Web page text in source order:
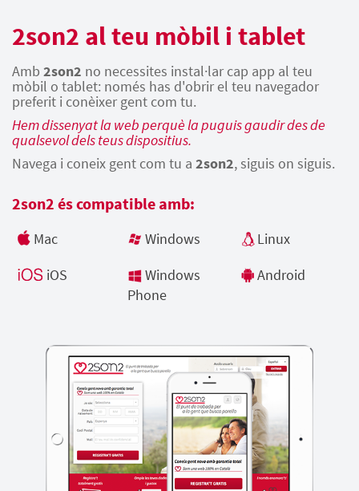
2son2 al teu mòbil i tablet
Amb 2son2 no necessites instal·lar cap app al teu
mòbil o tablet: només has d'obrir el teu navegador
preferit i conèixer gent com tu.
Hem dissenyat la web perquè la puguis gaudir des de
qualsevol dels teus dispositius.
Navega i coneix gent com tu a 2son2, siguis on siguis.
2son2 és compatible amb:
Mac Windows
Linux
iOS
Windows
Phone
Android